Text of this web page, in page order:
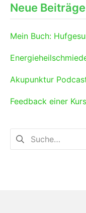
Neue Beiträge
Mein Buch:
Akupunktur
Feedback einer
Suchen
nach: